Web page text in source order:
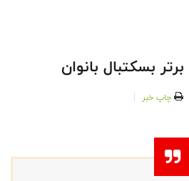
بسکتبال بانوان
چاپ خبر